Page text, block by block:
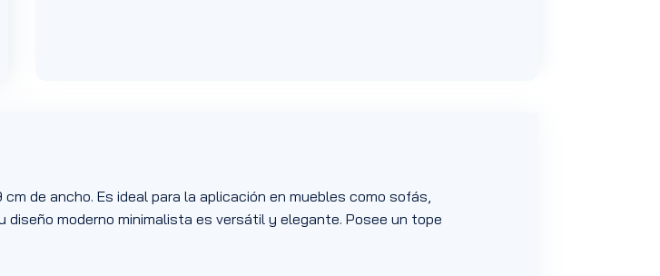
de ancho. Es ideal para la aplicación en muebles como sofás,
moderno minimalista es versátil y elegante. Posee un tope